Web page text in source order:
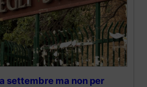
settembre ma non per